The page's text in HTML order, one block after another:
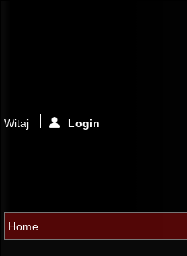
Witaj Login